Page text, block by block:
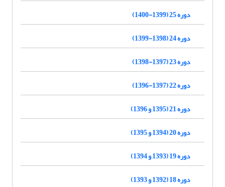
دوره 25 (1399-1400)
دوره 24 (1398-1399)
دوره 23 (1397-1398)
دوره 22 (1397-1396)
دوره 21 (1395 و 1396)
دوره 20 (1394 و 1395)
دوره 19 (1393 و 1394)
دوره 18 (1392 و 1393)